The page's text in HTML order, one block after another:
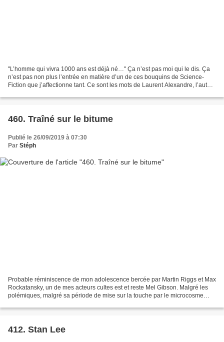
"L’homme qui vivra 1000 ans est déjà né…" Ça n’est pas moi qui le dis. Ça
n’est pas non plus l’entrée en matière d’un de ces bouquins de Science-
Fiction que j’affectionne tant. Ce sont les mots de Laurent Alexandre, l’auteur
460. Traîné sur le bitume
Publié le 26/09/2019 à 07:30
Par Stéph
Probable réminiscence de mon adolescence bercée par Martin Riggs et Max
Rockatansky, un de mes acteurs cultes est et reste Mel Gibson. Malgré les
polémiques, malgré sa période de mise sur la touche par le microcosme
412. Stan Lee